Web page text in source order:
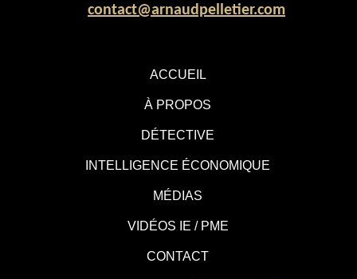
ACCUEIL
À PROPOS
DÉTECTIVE
INTELLIGENCE ÉCONOMIQUE
MÉDIAS
VIDÉOS IE / PME
CONTACT
contact@arnaudpelletier.com